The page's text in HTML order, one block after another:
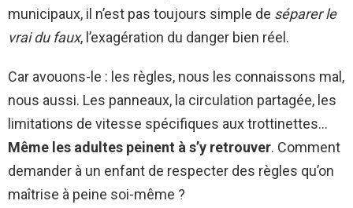
municipaux, il n’est pas toujours simple de séparer le
vrai du faux, l’exagération du danger bien réel.
Car avouons-le : les règles, nous les connaissons mal,
nous aussi. Les panneaux, la circulation partagée, les
limitations de vitesse spécifiques aux trottinettes…
Même les adultes peinent à s’y retrouver. Comment
demander à un enfant de respecter des règles qu’on
maîtrise à peine soi-même ?